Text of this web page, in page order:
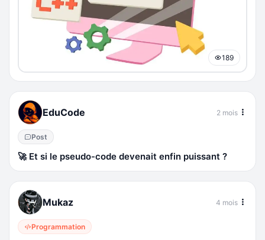
189
EduCode 2 mois
Post
🚀 Et si le pseudo-code devenait enfin puissant ?
Mukaz 4 mois
Programmation